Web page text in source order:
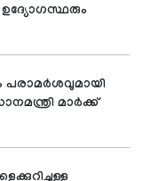
മാർക്ക്